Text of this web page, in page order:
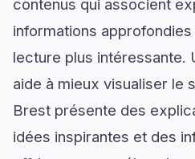
contenus qui associent
informations
lecture plus intéressante.
aide à mieux visualiser le
Brest présente des
idées inspirantes et des